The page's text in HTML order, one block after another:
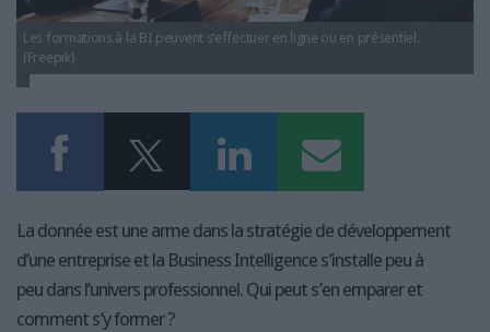
NOS OFFRES D'ABONNEMENTS
Les formations à la BI peuvent s’effectuer en ligne ou en présentiel.
(Freepik)
La donnée est une arme dans la stratégie de développement
d’une entreprise et la Business Intelligence s’installe peu à
peu dans l’univers professionnel. Qui peut s’en emparer et
comment s’y former ?